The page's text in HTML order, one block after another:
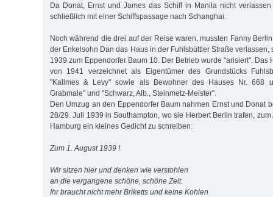
Da Donat, Ernst und James das Schiff in Manila nicht
schließlich mit einer Schiffspassage nach Schanghai.
Noch während die drei auf der Reise waren, mussten Fanny
der Enkelsohn Dan das Haus in der Fuhlsbüttler Straße verlassen,
1939 zum Eppendorfer Baum 10. Der Betrieb wurde "arisiert". Das
von 1941 verzeichnet als Eigentümer des Grundstücks
"Kallmes & Levy" sowie als Bewohner des Hauses Nr. 668
Grabmale" und "Schwarz, Alb., Steinmetz-Meister".
Den Umzug an den Eppendorfer Baum nahmen Ernst und Donat
28/29. Juli 1939 in Southampton, wo sie Herbert Berlin trafen,
Hamburg ein kleines Gedicht zu schreiben:
Zum 1. August 1939 !
Wir sitzen hier und denken wie verstohlen
an die vergangene schöne, schöne Zeit.
Ihr braucht nicht mehr Briketts und keine Kohlen